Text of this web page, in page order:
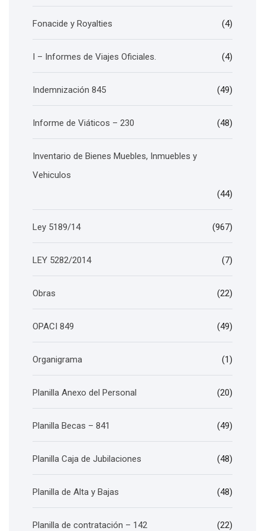
Fonacide y Royalties (4)
I – Informes de Viajes Oficiales. (4)
Indemnización 845 (49)
Informe de Viáticos – 230 (48)
Inventario de Bienes Muebles, Inmuebles y
Vehiculos
(44)
Ley 5189/14 (967)
LEY 5282/2014 (7)
Obras (22)
OPACI 849 (49)
Organigrama (1)
Planilla Anexo del Personal (20)
Planilla Becas – 841 (49)
Planilla Caja de Jubilaciones (48)
Planilla de Alta y Bajas (48)
Planilla de contratación – 142 (22)